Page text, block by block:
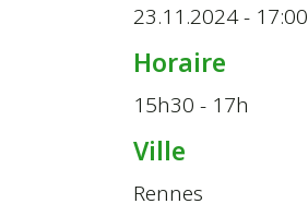
23.11.2024 - 17:00
Horaire
15h30 - 17h
Ville
Rennes